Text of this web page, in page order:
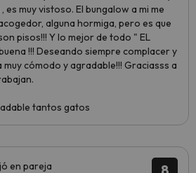
es muy vistoso. El bungalow a mi me
alguna hormiga, pero es que
pisos!!! Y lo mejor de todo " EL
!!! Deseando siempre complacer y
cómodo y agradable!!! Graciasss a
tantos gatos
en pareja